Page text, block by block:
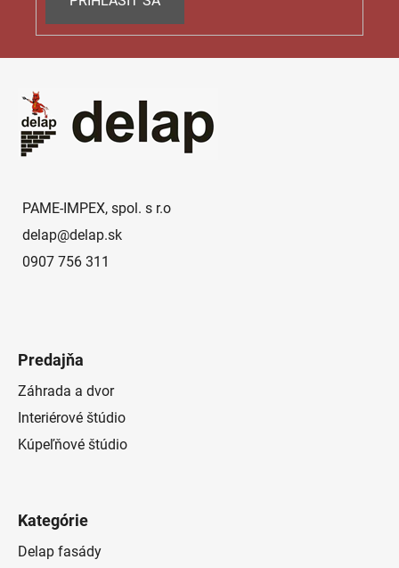
PAME-IMPEX, spol. s r.o
delap@delap.sk
0907 756 311
Predajňa
Záhrada a dvor
Interiérové štúdio
Kúpeľňové štúdio
Kategórie
Delap fasády